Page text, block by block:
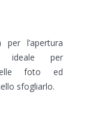
l’apertura
ideale per
foto ed
sfogliarlo.